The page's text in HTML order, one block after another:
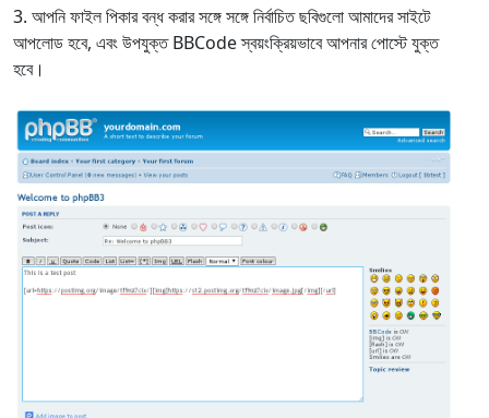
আপনি ফাইল পিকার বন্ধ করার সঙ্গে সঙ্গে নির্বাচিত ছবিগুলো আমাদের সাইটে
আপলোড হবে, এবং উপযুক্ত BBCode স্বয়ংক্রিয়ভাবে আপনার পোস্টে যুক্ত
হবে।